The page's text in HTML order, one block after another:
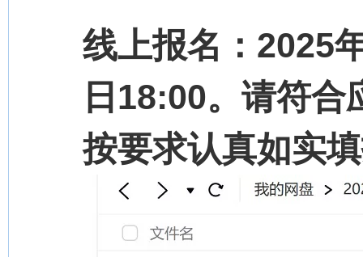
线上报名：2025
日18:00。请符
按要求认真如实